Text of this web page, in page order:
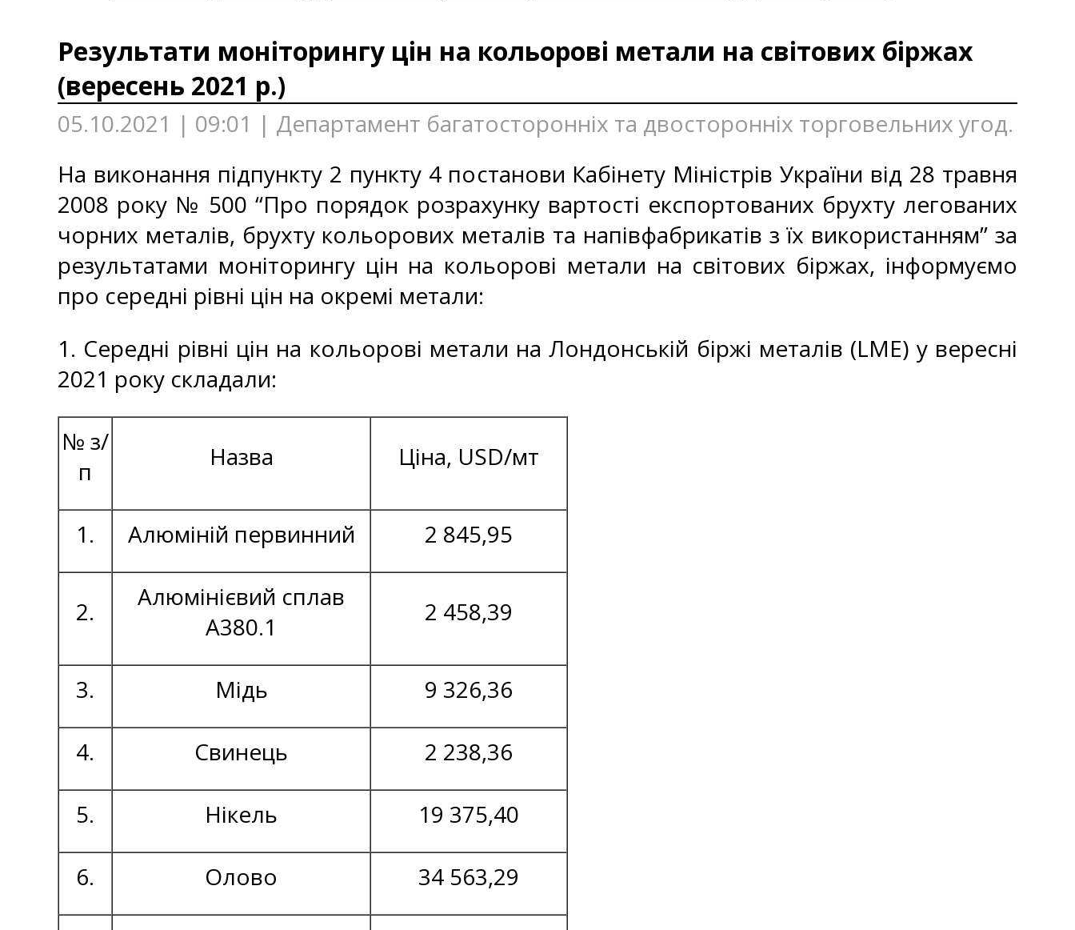
Результати моніторингу цін на кольорові метали на світових біржах
(вересень 2021 р.)
05.10.2021 | 09:01 | Департамент багатосторонніх та двосторонніх торговельних угод.
На виконання підпункту 2 пункту 4 постанови Кабінету Міністрів України від 28 травня
2008 року № 500 “Про порядок розрахунку вартості експортованих брухту легованих
чорних металів, брухту кольорових металів та напівфабрикатів з їх використанням” за
результатами моніторингу цін на кольорові метали на світових біржах, інформуємо
про середні рівні цін на окремі метали:
1. Середні рівні цін на кольорові метали на Лондонській біржі металів (LME) у вересні
2021 року складали:
№ з/
п
Назва Ціна, USD/мт
1. Алюміній первинний 2 845,95
2.
Алюмінієвий сплав
А380.1
2 458,39
3. Мідь 9 326,36
4. Свинець 2 238,36
5. Нікель 19 375,40
6. Олово 34 563,29